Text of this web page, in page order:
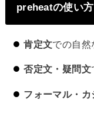
preheatの使い
肯定文での自然
否定文・疑問文
フォーマル・カ